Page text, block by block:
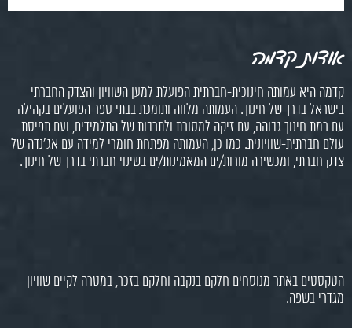
אודות קדמה
קדמה היא עמותה חינוכית-חברתית הפועלת למען השוויון והצדק החברתי
בישראל בדרך של חינוך. העמותה מלווה ותומכת בבתי ספר הפועלים בקהילה
עם רמת חינוך גבוהה, עם זיקה למסורת ולתרבות של התלמידים, ועם תפיסת
עולם חברתית-שוויונית. כמו כן, העמותה מפתחת חומרי למידה עם אג'נדה של
צדק חברתי, ומכשירה מורות/ים המאמינות/ים בשינוי חברתי בדרך של חינוך.
הטקסטים באתר מנוסחים חלקם בנקבה וחלקם בזכר, במטרה לקיים שוויון
מגדרי בשפה.